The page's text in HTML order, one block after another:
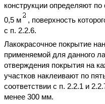
конструкции определяют
0,5 м
, поверхность
с п. 2.2.6.
Лакокрасочное покрытие
применяемой для данного
отверждения покрытия на
участков наклеивают по
соответствии с п. 2.2.1 и
менее 300 мм.